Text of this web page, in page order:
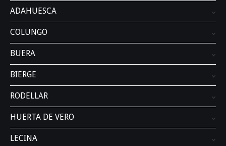
ADAHUESCA
COLUNGO
BUERA
BIERGE
RODELLAR
HUERTA DE VERO
LECINA